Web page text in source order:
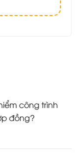
công trình
đồng?